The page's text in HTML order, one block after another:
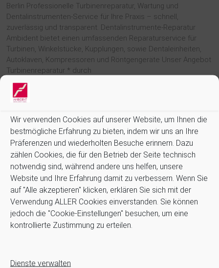
Wir verwenden Cookies auf unserer Website, um Ihnen die
bestmögliche Erfahrung zu bieten, indem wir uns an Ihre
Präferenzen und wiederholten Besuche erinnern. Dazu
zählen Cookies, die für den Betrieb der Seite technisch
notwendig sind, während andere uns helfen, unsere
Website und Ihre Erfahrung damit zu verbessern. Wenn Sie
auf "Alle akzeptieren" klicken, erklären Sie sich mit der
Verwendung ALLER Cookies einverstanden. Sie können
jedoch die "Cookie-Einstellungen" besuchen, um eine
kontrollierte Zustimmung zu erteilen.
Dienste verwalten
Berlin Professionelle Turbinen­reparatur, Wartung und
Dentalinstrumenten-Service für Ihre Praxis – schnell,
zuverlässig und transparent. Dentalinstrumente-Reparatur
Ambident bietet einen umfassenden Reparaturservice für
Turbinen, Winkelstücke, Kupplungen, sowie Dentaleinheiten,
Autoklaven, Kompressoren und Röntgengeräte Unser Angebot
Turbinenreparatur * durch
Informationen:
Allgemeine Geschäftsbedingungen (AGB)
Datenschutz
Impressum
Kontakt
Stellenangebote